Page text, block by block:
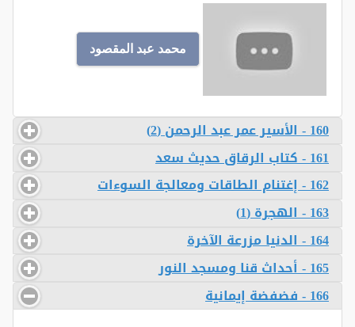
محمد عبد المقصود
160 - الأسير عمر عبد الرحمن (2)
161 - كتاب الرقاق حديث سعد
162 - إغتنام الطاقات ومعالجة السوءات
163 - الهجرة (1)
164 - الدنيا مزرعة الآخرة
165 - أحداث قنا ومسجد النور
166 - فضفضة إيمانية